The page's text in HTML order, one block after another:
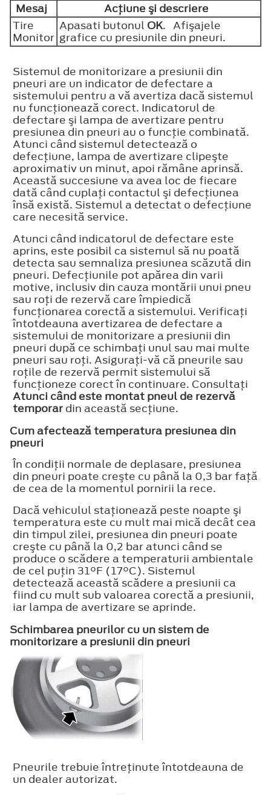
Mesaj
Acţiune şi descriere
Tire
Monitor
Apasati butonul OK. Afişajele
grafice cu presiunile din pneuri.
Sistemul de monitorizare a presiunii din
pneuri are un indicator de defectare a
sistemului pentru a vă avertiza dacă sistemul
nu funcţionează corect. Indicatorul de
defectare şi lampa de avertizare pentru
presiunea din pneuri au o funcţie combinată.
Atunci când sistemul detectează o
defecţiune, lampa de avertizare clipeşte
aproximativ un minut, apoi rămâne aprinsă.
Această succesiune va avea loc de fiecare
dată când cuplaţi contactul şi defecţiunea
însă există. Sistemul a detectat o defecţiune
care necesită service.
Atunci când indicatorul de defectare este
aprins, este posibil ca sistemul să nu poată
detecta sau semnaliza presiunea scăzută din
pneuri. Defecţiunile pot apărea din varii
motive, inclusiv din cauza montării unui pneu
sau roţi de rezervă care împiedică
funcţionarea corectă a sistemului. Verificaţi
întotdeauna avertizarea de defectare a
sistemului de monitorizare a presiunii din
pneuri după ce schimbaţi unul sau mai multe
pneuri sau roţi. Asiguraţi-vă că pneurile sau
roţile de rezervă permit sistemului să
funcţioneze corect în continuare. Consultaţi
Atunci când este montat pneul de rezervă
temporar din această secţiune.
Cum afectează temperatura presiunea din
pneuri
În condiţii normale de deplasare, presiunea
din pneuri poate creşte cu până la 0,3 bar faţă
de cea de la momentul pornirii la rece.
Dacă vehiculul staţionează peste noapte şi
temperatura este cu mult mai mică decât cea
din timpul zilei, presiunea din pneuri poate
creşte cu până la 0,2 bar atunci când se
produce o scădere a temperaturii ambientale
de cel puţin 31°F (17°C). Sistemul
detectează această scădere a presiunii ca
fiind cu mult sub valoarea corectă a presiunii,
iar lampa de avertizare se aprinde.
Schimbarea pneurilor cu un sistem de
monitorizare a presiunii din pneuri
Pneurile trebuie întreţinute întotdeauna de
un dealer autorizat.